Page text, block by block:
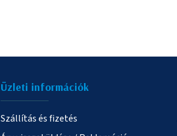
Üzleti információk
Szállítás és fizetés